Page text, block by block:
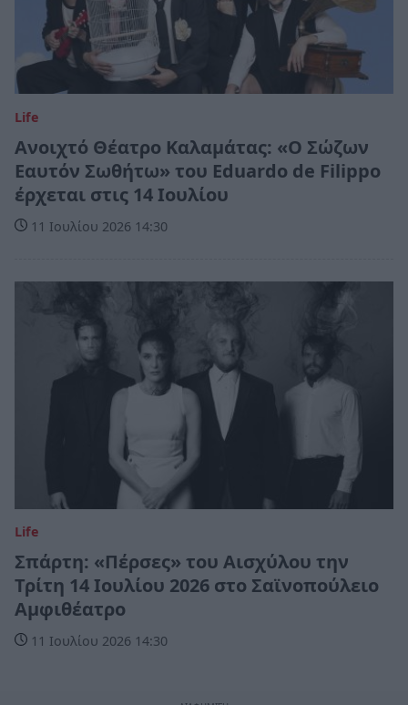
Life
Ανοιχτό Θέατρο Καλαμάτας: «Ο Σώζων
Εαυτόν Σωθήτω» του Eduardo de Filippo
έρχεται στις 14 Ιουλίου
11 Ιουλίου 2026 14:30
Life
Σπάρτη: «Πέρσες» του Αισχύλου την
Τρίτη 14 Ιουλίου 2026 στο Σαϊνοπούλειο
Αμφιθέατρο
11 Ιουλίου 2026 14:30